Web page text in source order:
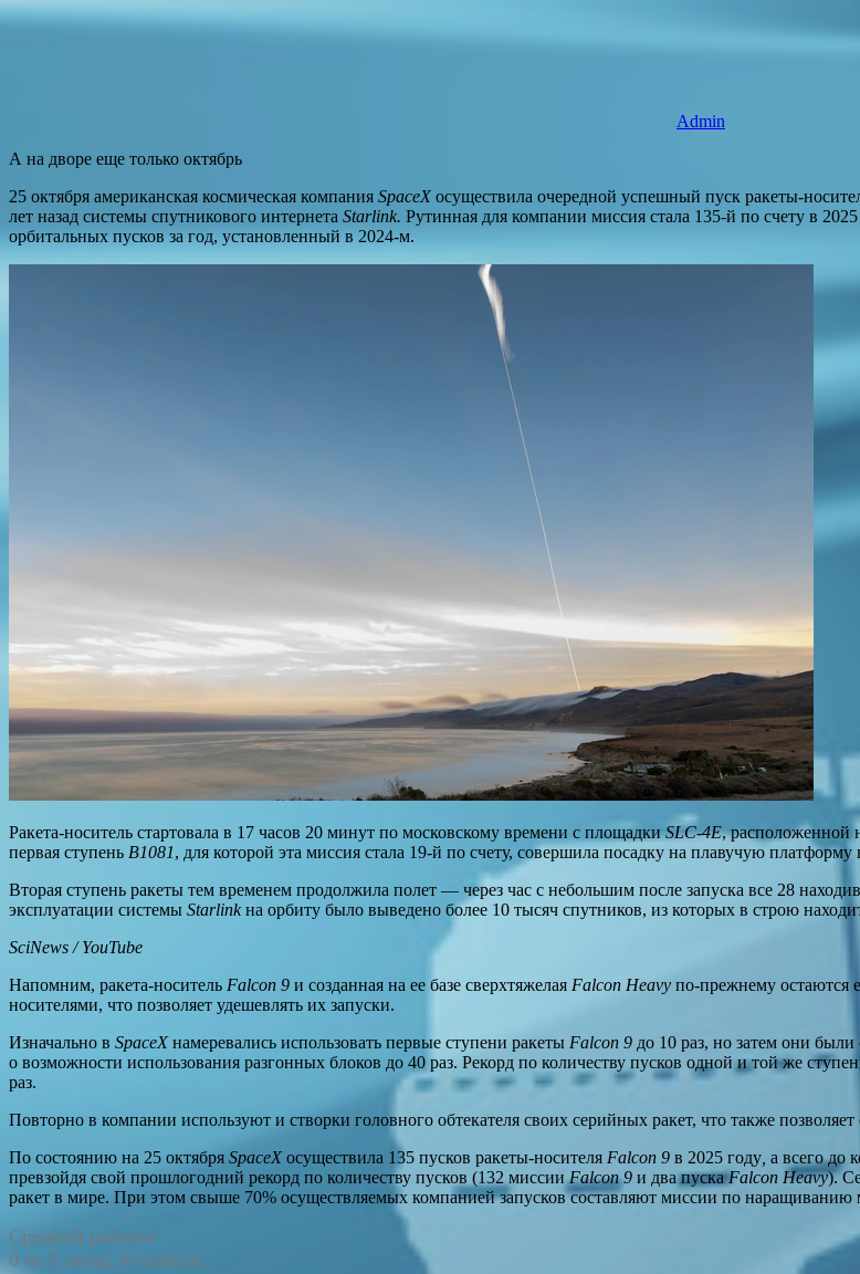
Admin
А на дворе еще только октябрь
25 октября американская космическая компания SpaceX осуществила очередной успешный пуск ракеты-
лет назад системы спутникового интернета Starlink. Рутинная для компании миссия стала 135-й по счету в
орбитальных пусков за год, установленный в 2024-м.
Ракета-носитель стартовала в 17 часов 20 минут по московскому времени с площадкиSLC-4E, расположенной
первая ступень B1081, для которой эта миссия стала 19-й по счету, совершила посадку на плавучую платформу
Вторая ступень ракеты тем временем продолжила полет — через час с небольшим после запуска все 28
эксплуатации системы Starlinkна орбиту было выведено более 10 тысяч спутников, из которых в строю
SciNews / YouTube
Напомним, ракета-носитель Falcon 9 и созданная на ее базе сверхтяжелая Falcon Heavy по-прежнему остаются
носителями, что позволяет удешевлять их запуски.
Изначально в SpaceXнамеревались использовать первые ступени ракеты Falcon 9 до 10 раз, но затем они
о возможности использования разгонных блоков до 40 раз. Рекорд по количеству пусков одной и той же
раз.
Повторно в компании используют и створки головного обтекателя своих серийных ракет, что также
По состоянию на 25 октября SpaceX осуществила 135 пусков ракеты-носителя Falcon 9 в 2025 году а всего до
превзойдя свой прошлогодний рекорд по количеству пусков (132 миссииFalcon 9 и два пускаFalcon Heavy).
ракет в мире. При этом свыше 70% осуществляемых компанией запусков составляют миссии по
Средний рейтинг
0 из 5 звезд. 0 голосов.